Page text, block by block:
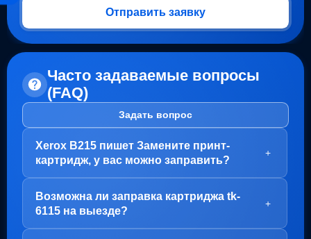
Отправить заявку
Часто задаваемые вопросы
(FAQ)
Задать вопрос
Xerox B215 пишет Замените принт-
картридж, у вас можно заправить?
+
В вашем случае, заправка картриджа не требуется.
Проблема с блоком барабана (Принт-картридж), у
него просто закончился ресурс.
Возможна ли заправка картриджа tk-
6115 на выезде?
+